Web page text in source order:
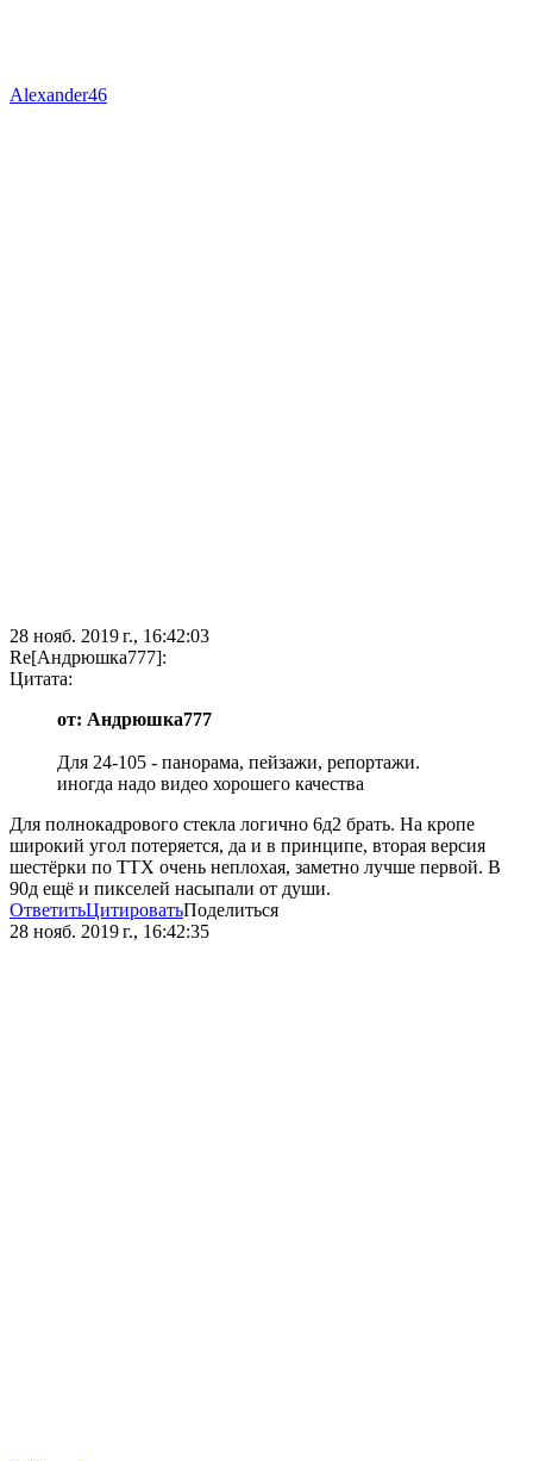
Alexander46
28 нояб. 2019 г., 16:42:03
Re[Андрюшка777]:
Цитата:
от: Андрюшка777
Для 24-105 - панорама, пейзажи, репортажи.
иногда надо видео хорошего качества
Для полнокадрового стекла логично 6д2 брать. На кропе
широкий угол потеряется, да и в принципе, вторая версия
шестёрки по ТТХ очень неплохая, заметно лучше первой. В
90д ещё и пикселей насыпали от души.
ОтветитьЦитироватьПоделиться
28 нояб. 2019 г., 16:42:35